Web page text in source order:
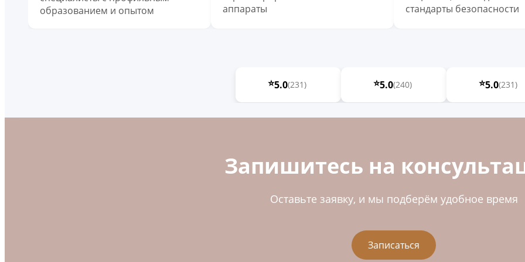
образованием и опытом
аппараты
стандарты безопасности
⭐5.0(231) ⭐5.0(240) ⭐5.0(231)
Запишитесь на
Оставьте заявку, и мы подберём удобное время
Записаться